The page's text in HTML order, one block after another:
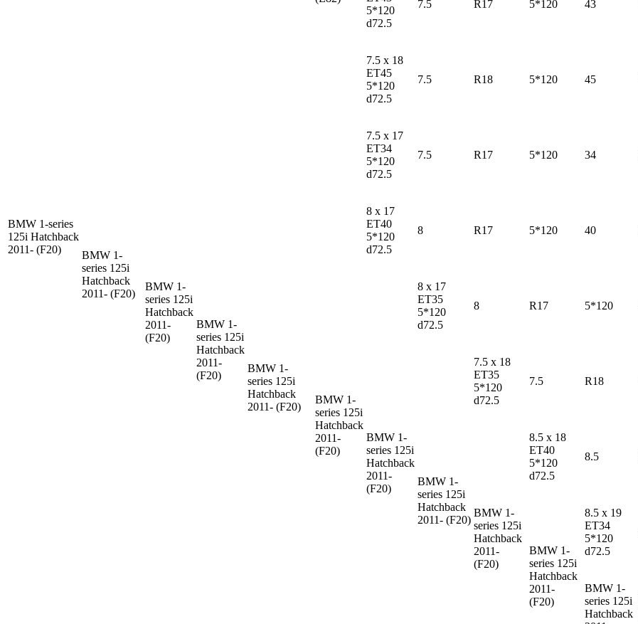
BMW 1-series
125i Hatchback
2011- (F20)
BMW 1-
series 125i
Hatchback
2011- (F20)
BMW 1-
series 125i
Hatchback
2011-
(F20)
5*120
d72.5
7.5 R17 5*120 43
BMW 1-
series 125i
Hatchback
2011-
(F20)
7.5 x 18
ET45
5*120
d72.5
7.5 R18 5*120 45
BMW 1-
series 125i
Hatchback
2011- (F20)
7.5 x 17
ET34
5*120
d72.5
7.5 R17 5*120 34
BMW 1-
series 125i
Hatchback
2011-
(F20)
8 x 17
ET40
5*120
d72.5
8 R17 5*120 40
BMW 1-
series 125i
Hatchback
2011-
(F20)
8 x 17
ET35
5*120
d72.5
8 R17 5*120
BMW 1-
series 125i
Hatchback
2011- (F20)
7.5 x 18
ET35
5*120
d72.5
7.5 R18
BMW 1-
series 125i
Hatchback
2011-
(F20)
8.5 x 18
ET40
5*120
d72.5
8.5
BMW 1-
series 125i
Hatchback
2011-
(F20)
8.5 x 19
ET34
5*120
d72.5
BMW 1-
series 125i
Hatchback